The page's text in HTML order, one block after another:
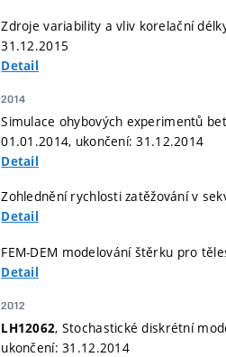
Zdroje variability a vliv korelační
31.12.2015
Detail
2014
Simulace ohybových experimentů
01.01.2014, ukončení: 31.12.2014
Detail
Zohlednění rychlosti zatěžování v
Detail
FEM-DEM modelování štěrku pro
Detail
2012
LH12062, Stochastické diskrétní
ukončení: 31.12.2014